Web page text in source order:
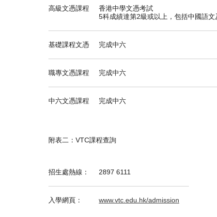
高級文憑課程
香港中學文憑考試
5科成績達第2級或以上，包括中國語文
基礎課程文憑 完成中六
職專文憑課程 完成中六
中六文憑課程 完成中六
附表二：VTC課程查詢
招生處熱線： 2897 6111
入學網頁： www.vtc.edu.hk/admission